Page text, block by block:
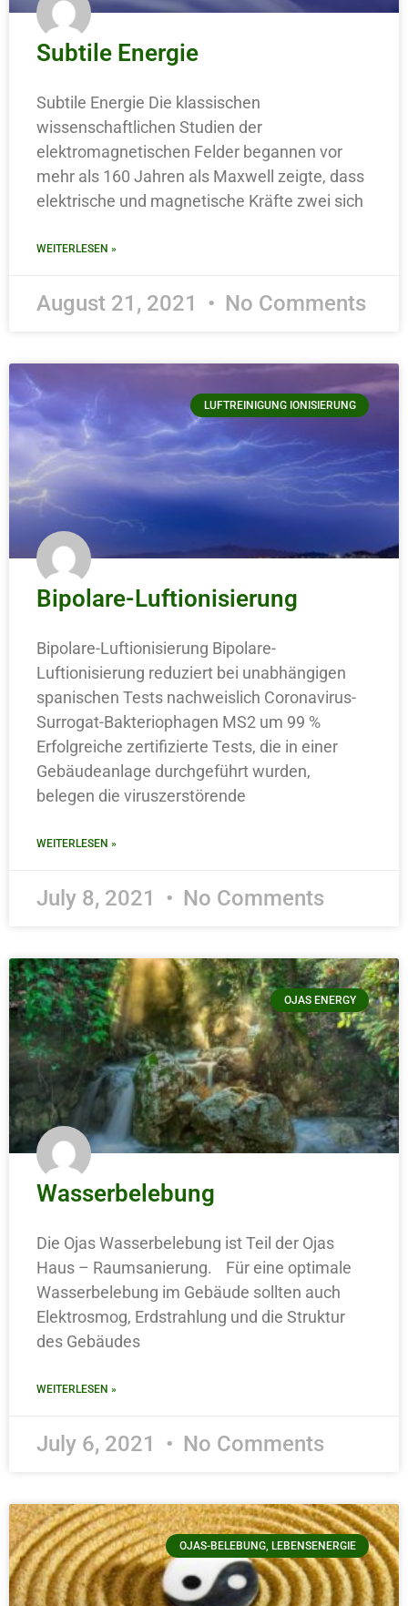
Subtile Energie
Subtile Energie Die klassischen
wissenschaftlichen Studien der
elektromagnetischen Felder begannen vor
mehr als 160 Jahren als Maxwell zeigte, dass
elektrische und magnetische Kräfte zwei sich
WEITERLESEN »
August 21, 2021 No Comments
LUFTREINIGUNG IONISIERUNG
Bipolare-Luftionisierung
Bipolare-Luftionisierung Bipolare-
Luftionisierung reduziert bei unabhängigen
spanischen Tests nachweislich Coronavirus-
Surrogat-Bakteriophagen MS2 um 99 %
Erfolgreiche zertifizierte Tests, die in einer
Gebäudeanlage durchgeführt wurden,
belegen die viruszerstörende
WEITERLESEN »
July 8, 2021 No Comments
OJAS ENERGY
Wasserbelebung
Die Ojas Wasserbelebung ist Teil der Ojas
Haus – Raumsanierung. Für eine optimale
Wasserbelebung im Gebäude sollten auch
Elektrosmog, Erdstrahlung und die Struktur
des Gebäudes
WEITERLESEN »
July 6, 2021 No Comments
OJAS-BELEBUNG, LEBENSENERGIE